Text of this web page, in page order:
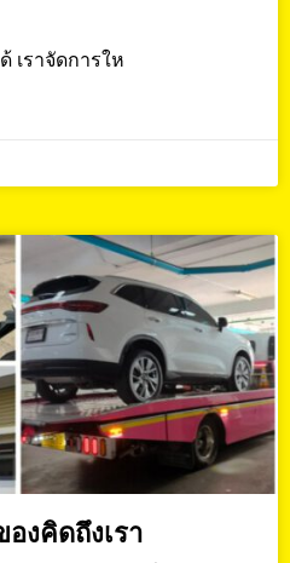
เราจัดการให
องคิดถึงเรา